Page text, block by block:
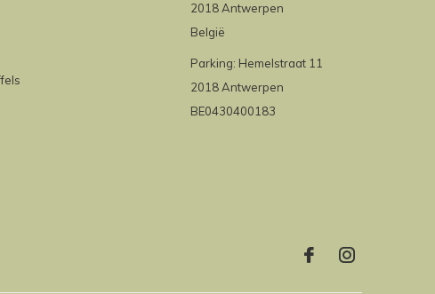
2018 Antwerpen
België
Parking: Hemelstraat 11
2018 Antwerpen
BE0430400183